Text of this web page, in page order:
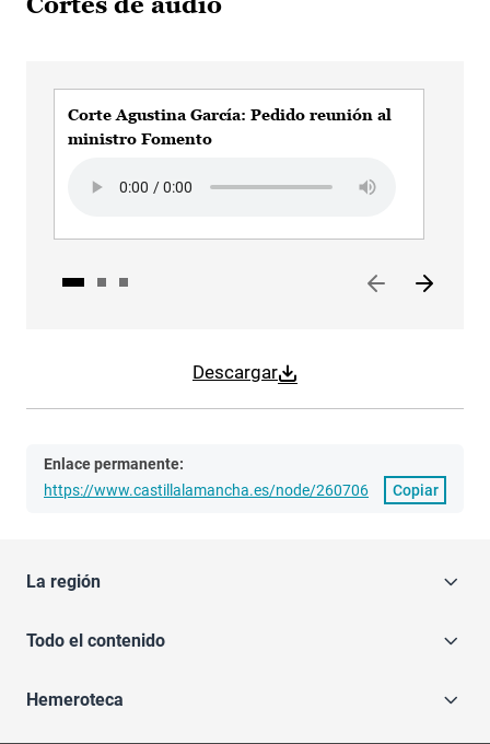
Descargar
Corte Agustina García: Pedido reunión al
ministro Fomento
Enlace permanente:
https://www.castillalamancha.es/node/260706
Copiar
La región
Todo el contenido
Hemeroteca